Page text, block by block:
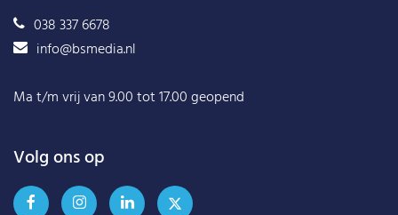
038 337 6678
info@bsmedia.nl
Ma t/m vrij van 9.00 tot 17.00 geopend
Volg ons op